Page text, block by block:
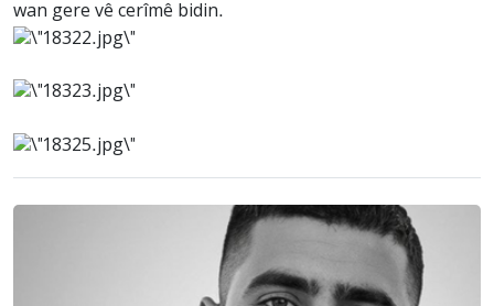
wan gere vê cerîmê bidin.